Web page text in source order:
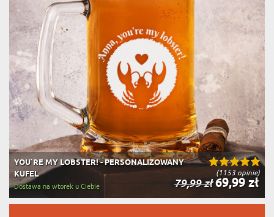
(1153 opinie)
YOU`RE MY LOBSTER! - PERSONALIZOWANY
KUFEL
79,99 zł69,99 zł
Dostawa na wtorek u Ciebie